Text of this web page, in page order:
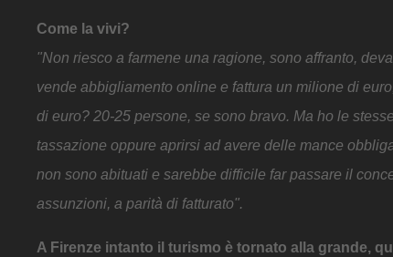
Come la vivi?
"Non riesco a farmene una ragione, sono affranto,
vende abbigliamento online e fattura un milione di
di euro? 20-25 persone, se sono bravo. Ma ho le
tassazione oppure aprirsi ad avere delle mance
non sono abituati e sarebbe difficile far passare il
assunzioni, a parità di fatturato".
A Firenze intanto il turismo è tornato alla grande,